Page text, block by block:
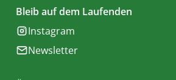
Bleib auf dem Laufenden
Instagram
Newsletter